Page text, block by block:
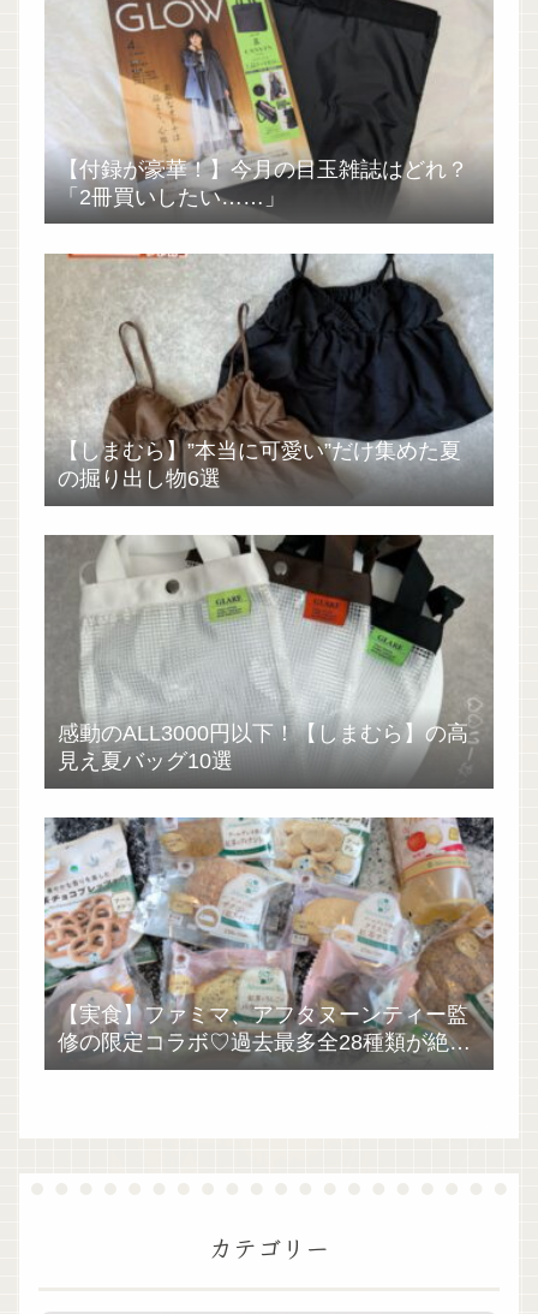
【付録が豪華！】今月の目玉雑誌はどれ？
「2冊買いしたい……」
【しまむら】”本当に可愛い”だけ集めた夏
の掘り出し物6選
感動のALL3000円以下！【しまむら】の高
見え夏バッグ10選
【実食】ファミマ、アフタヌーンティー監
修の限定コラボ♡過去最多全28種類が絶品
過ぎた！
カテゴリー